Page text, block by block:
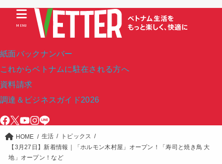
紙面バックナンバー
これからベトナムに駐在される方へ
資料請求
調達＆ビジネスガイド2026
MENU
HOME 生活
トピックス
【3月27日】新着情報｜「ホルモン木村屋」オープン！「寿司と焼き鳥 大
地」オープン！など